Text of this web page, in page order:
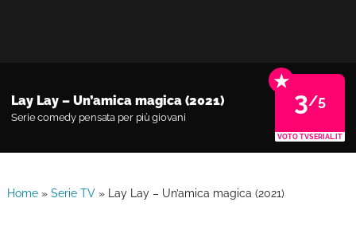
Lay Lay – Un’amica magica (2021)
Serie comedy pensata per più giovani
★
3/5
VOTO TVSERIAL.IT
Home» Serie TV» Lay Lay – Un’amica magica (2021)